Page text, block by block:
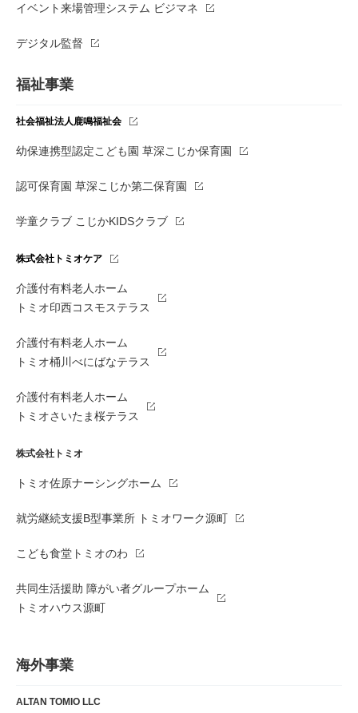
イベント来場管理システム ビジマネ
デジタル監督
福祉事業
社会福祉法人鹿鳴福祉会
幼保連携型認定こども園 草深こじか保育園
認可保育園 草深こじか第二保育園
学童クラブ こじかKIDSクラブ
株式会社トミオケア
介護付有料老人ホーム
トミオ印西コスモステラス
介護付有料老人ホーム
トミオ桶川べにばなテラス
介護付有料老人ホーム
トミオさいたま桜テラス
株式会社トミオ
トミオ佐原ナーシングホーム
就労継続支援B型事業所 トミオワーク源町
こども食堂トミオのわ
共同生活援助 障がい者グループホーム
トミオハウス源町
海外事業
ALTAN TOMIO LLC